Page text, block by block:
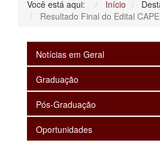
Você está aqui: Início
Resultado Final do Edital
Notícias em Geral
Graduação
Pós-Graduação
Oportunidades